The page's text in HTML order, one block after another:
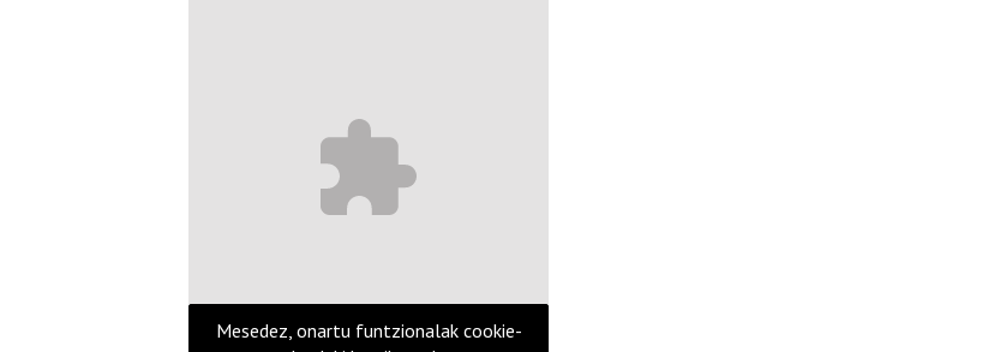
Mesedez, onartu funtzionalak cookie-